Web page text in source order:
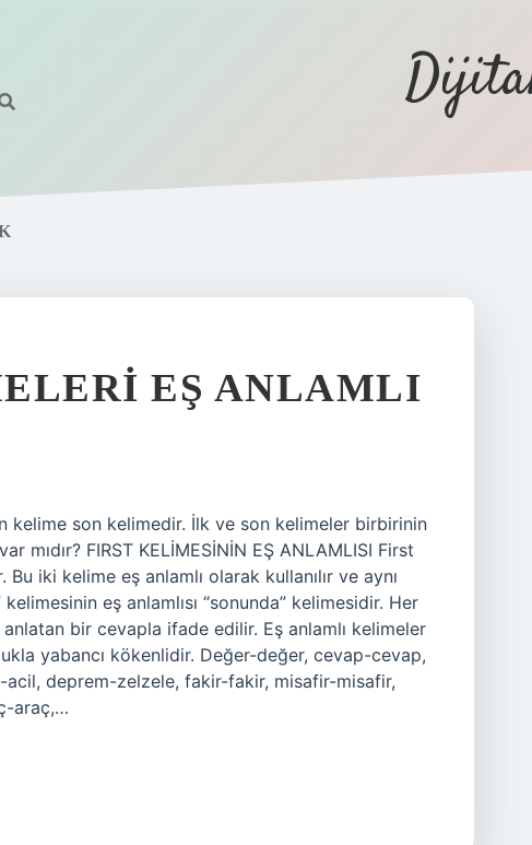
EŞ ANLAMLI
kelime son kelimedir. İlk ve son kelimeler birbirinin
mıdır? FIRST KELİMESİNİN EŞ ANLAMLISI First
Bu iki kelime eş anlamlı olarak kullanılır ve aynı
eş anlamlısı “sonunda” kelimesidir. Her
bir cevapla ifade edilir. Eş anlamlı kelimeler
yabancı kökenlidir. Değer-değer, cevap-cevap,
acil, deprem-zelzele, fakir-fakir, misafir-misafir,
araç,…